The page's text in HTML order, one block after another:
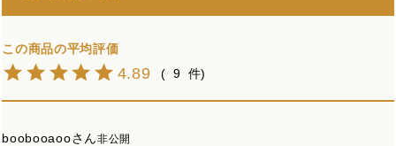
4.89 9
boobooaoo
非公開